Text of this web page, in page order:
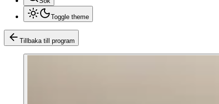
Toggle theme
Tillbaka till program